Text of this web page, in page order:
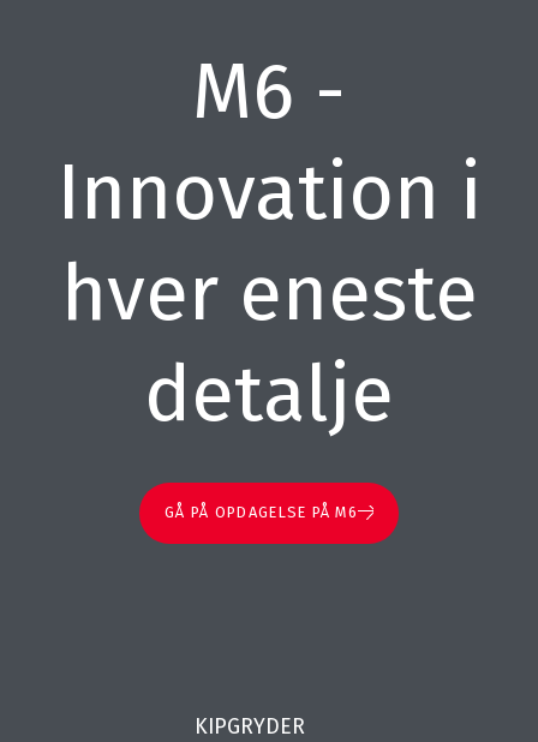
M6 -
Innovation i
hver eneste
detalje
GÅ PÅ OPDAGELSE PÅ M6
KIPGRYDER